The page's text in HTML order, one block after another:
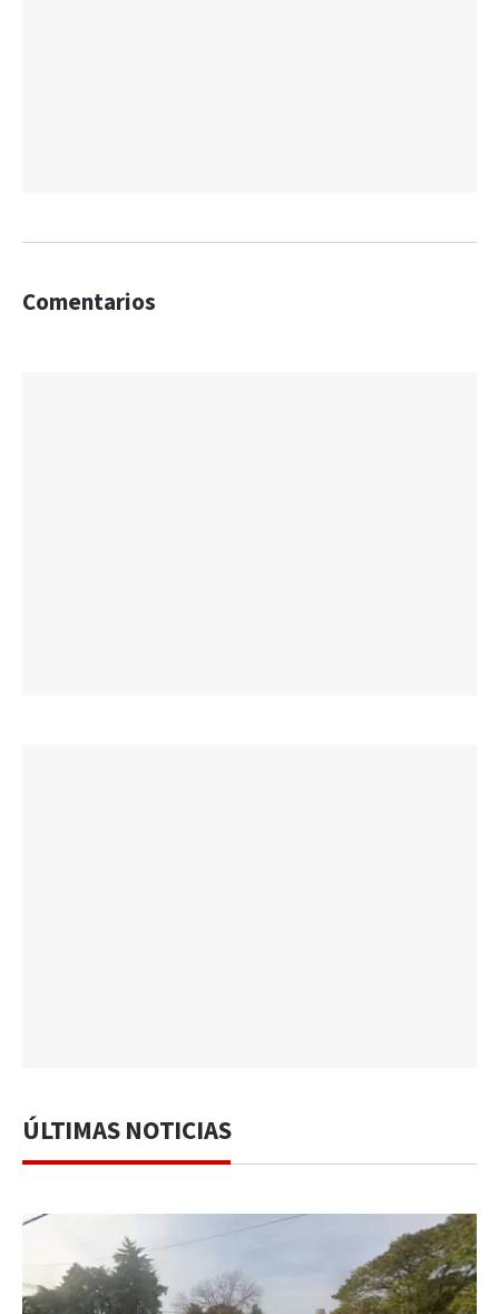
Comentarios
ÚLTIMAS NOTICIAS